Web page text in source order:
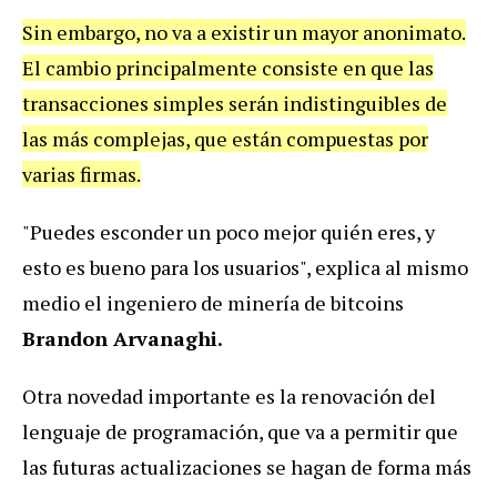
Sin embargo, no va a existir un mayor anonimato.
El cambio principalmente consiste en que las
transacciones simples serán indistinguibles de
las más complejas, que están compuestas por
varias firmas.
"Puedes esconder un poco mejor quién eres, y
esto es bueno para los usuarios", explica al mismo
medio el ingeniero de minería de bitcoins
Brandon Arvanaghi.
Otra novedad importante es la renovación del
lenguaje de programación, que va a permitir que
las futuras actualizaciones se hagan de forma más